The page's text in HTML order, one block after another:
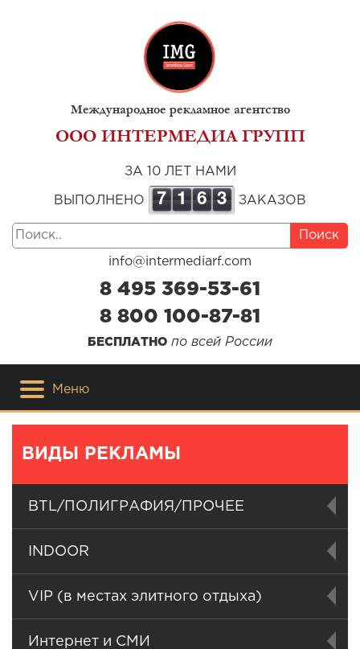
Международное рекламное агентство
ООО ИНТЕРМЕДИА ГРУПП
ЗА 10 ЛЕТ НАМИ
ВЫПОЛНЕНО 7 1 6 3 ЗАКАЗОВ
Поиск
info@intermediarf.com
8 495 369-53-61
8 800 100-87-81
БЕСПЛАТНО по всей России
Меню
ВИДЫ РЕКЛАМЫ
BTL/ПОЛИГРАФИЯ/ПРОЧЕЕ
INDOOR
VIP (в местах элитного отдыха)
Интернет и СМИ